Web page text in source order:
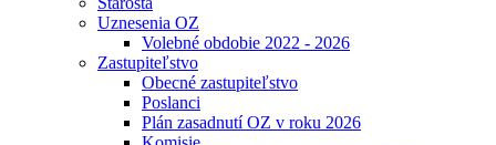
Uznesenia OZ
Volebné obdobie 2022 - 2026
Zastupiteľstvo
Obecné zastupiteľstvo
Poslanci
Plán zasadnutí OZ v roku 2026